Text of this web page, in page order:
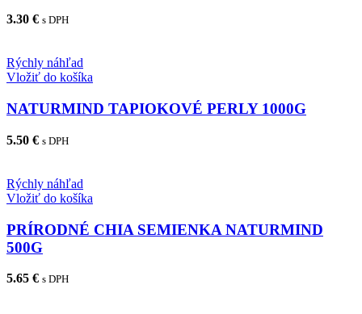
3.30 € s DPH
Rýchly náhľad
Vložiť do košíka
NATURMIND TAPIOKOVÉ PERLY 1000G
5.50 € s DPH
Rýchly náhľad
Vložiť do košíka
PRÍRODNÉ CHIA SEMIENKA NATURMIND
500G
5.65 € s DPH